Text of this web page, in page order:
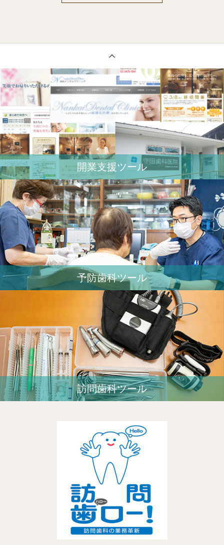
開業⽀援ツール
予防歯科ツール
訪問歯科ツール